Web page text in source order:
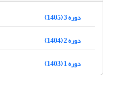
دوره 3 (1405)
دوره 2 (1404)
دوره 1 (1403)